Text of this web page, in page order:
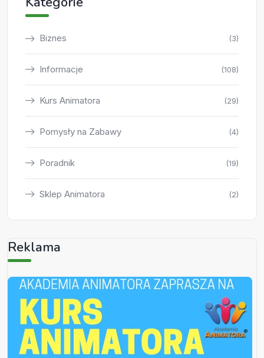
Biznes (3)
Informacje (108)
Kurs Animatora (29)
Pomysły na Zabawy (4)
Poradnik (19)
Sklep Animatora (2)
Reklama